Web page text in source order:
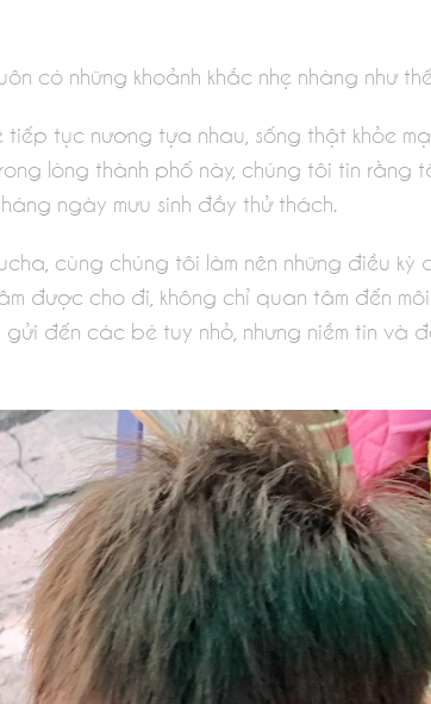
có những khoảnh khắc nhẹ nhàng như
tục nương tựa nhau, sống thật khỏe
lòng thành phố này, chúng tôi tin rằng
ngày mưu sinh đầy thử thách.
cùng chúng tôi làm nên những điều kỳ
được cho đi, không chỉ quan tâm đến
đến các bé tuy nhỏ, nhưng niềm tin và